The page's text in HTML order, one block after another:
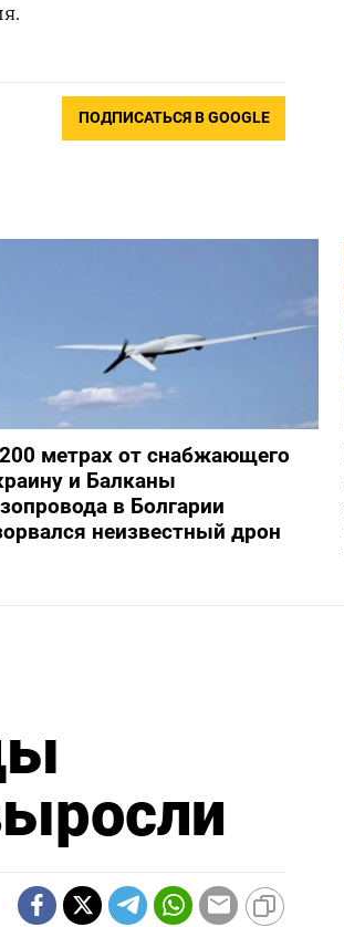
ПОДПИСАТЬСЯ В GOOGLE
метрах от снабжающего
и Балканы
в Болгарии
неизвестный дрон